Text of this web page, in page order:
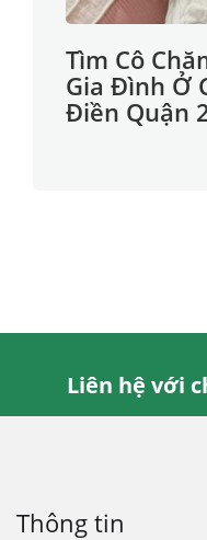
Tìm Cô
Gia Đình Ở
Điền Quận
Liên hệ với
Thông tin